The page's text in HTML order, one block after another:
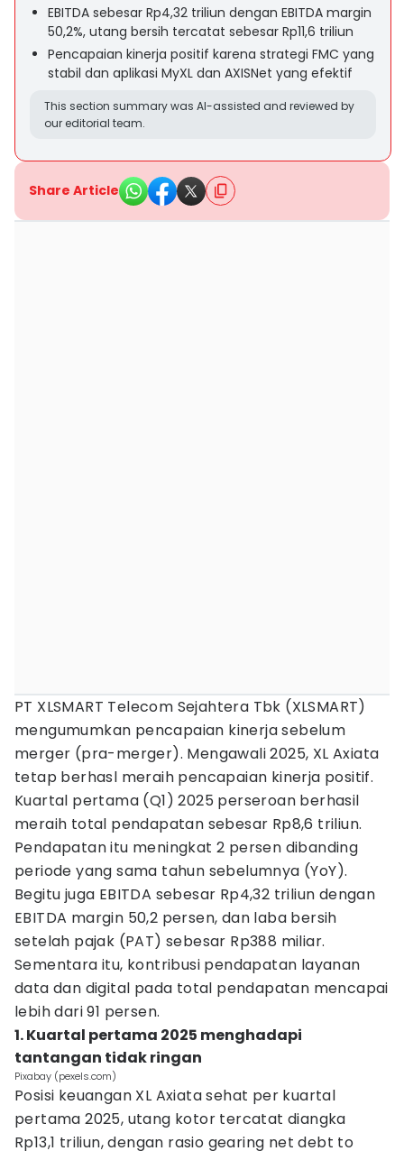
EBITDA sebesar Rp4,32 triliun dengan EBITDA margin
50,2%, utang bersih tercatat sebesar Rp11,6 triliun
Pencapaian kinerja positif karena strategi FMC yang
stabil dan aplikasi MyXL dan AXISNet yang efektif
This section summary was AI-assisted and reviewed by
our editorial team.
Share Article
PT XLSMART Telecom Sejahtera Tbk (XLSMART)
mengumumkan pencapaian kinerja sebelum
merger (pra-merger). Mengawali 2025, XL Axiata
tetap berhasl meraih pencapaian kinerja positif.
Kuartal pertama (Q1) 2025 perseroan berhasil
meraih total pendapatan sebesar Rp8,6 triliun.
Pendapatan itu meningkat 2 persen dibanding
periode yang sama tahun sebelumnya (YoY).
Begitu juga EBITDA sebesar Rp4,32 triliun dengan
EBITDA margin 50,2 persen, dan laba bersih
setelah pajak (PAT) sebesar Rp388 miliar.
Sementara itu, kontribusi pendapatan layanan
data dan digital pada total pendapatan mencapai
lebih dari 91 persen.
1. Kuartal pertama 2025 menghadapi
tantangan tidak ringan
Pixabay (pexels.com)
Posisi keuangan XL Axiata sehat per kuartal
pertama 2025, utang kotor tercatat diangka
Rp13,1 triliun, dengan rasio gearing net debt to